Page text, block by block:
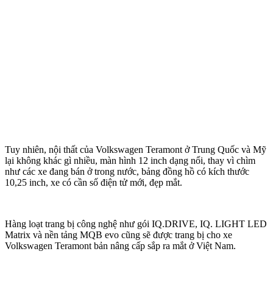
Tuy nhiên, nội thất của Volkswagen Teramont ở Trung Quốc và Mỹ
lại không khác gì nhiều, màn hình 12 inch dạng nổi, thay vì chìm
như các xe đang bán ở trong nước, bảng đồng hồ có kích thước
10,25 inch, xe có cần số điện tử mới, đẹp mắt.
Hàng loạt trang bị công nghệ như gói IQ.DRIVE, IQ. LIGHT LED
Matrix và nền tảng MQB evo cũng sẽ được trang bị cho xe
Volkswagen Teramont bản nâng cấp sắp ra mắt ở Việt Nam.